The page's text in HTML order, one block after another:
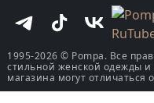
1995-2026 © Pompa. Все
стильной женской одежды
магазина могут